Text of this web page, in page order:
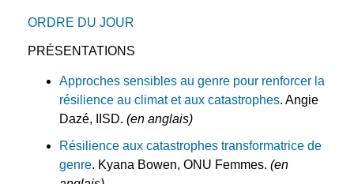
ORDRE DU JOUR
PRÉSENTATIONS
Approches sensibles au genre pour renforcer la
résilience au climat et aux catastrophes. Angie
Dazé, IISD. (en anglais)
Résilience aux catastrophes transformatrice de
genre. Kyana Bowen, ONU Femmes. (en